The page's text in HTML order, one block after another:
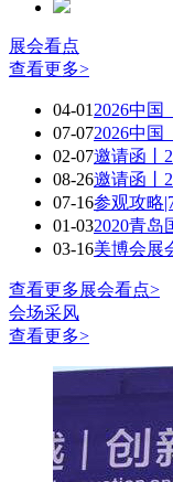
展会看点
查看更多>
04-012026中国
07-072026中国
02-07邀请函丨
08-26邀请函丨
07-16参观攻略
01-032020青岛
03-16美博会展
查看更多展会看点>
会场采风
查看更多>